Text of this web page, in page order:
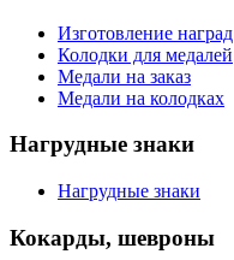
Изготовление наград
Колодки для медалей
Медали на заказ
Медали на колодках
Нагрудные знаки
Нагрудные знаки
Кокарды, шевроны